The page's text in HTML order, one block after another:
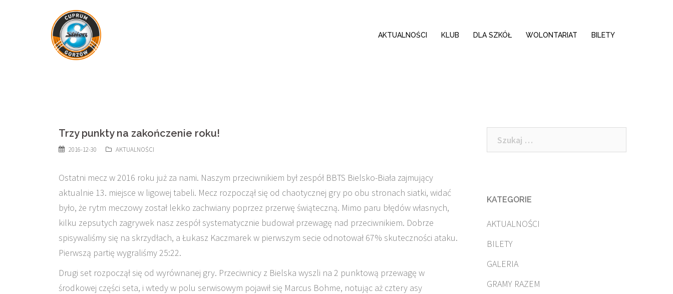
AKTUALNOŚCI KLUB DLA SZKÓŁ WOLONTARIAT BILETY
Trzy punkty na zakończenie roku!
2016-12-30 AKTUALNOŚCI
Ostatni mecz w 2016 roku już za nami. Naszym przeciwnikiem był zespół BBTS Bielsko-Biała zajmujący
aktualnie 13. miejsce w ligowej tabeli. Mecz rozpoczął się od chaotycznej gry po obu stronach siatki, widać
było, że rytm meczowy został lekko zachwiany poprzez przerwę świąteczną. Mimo paru błędów własnych,
kilku zepsutych zagrywek nasz zespół systematycznie budował przewagę nad przeciwnikiem. Dobrze
spisywaliśmy się na skrzydłach, a Łukasz Kaczmarek w pierwszym secie odnotował 67% skuteczności ataku.
Pierwszą partię wygraliśmy 25:22.
Drugi set rozpoczął się od wyrównanej gry. Przeciwnicy z Bielska wyszli na 2 punktową przewagę w
środkowej części seta, i wtedy w polu serwisowym pojawił się Marcus Bohme, notując aż cztery asy
Szukaj:
KATEGORIE
AKTUALNOŚCI
BILETY
GALERIA
GRAMY RAZEM